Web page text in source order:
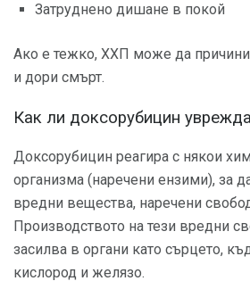
Затруднено дишане в покой
Ако е тежко, ХХП може да
и дори смърт.
Как ли доксорубицин
Доксорубицин реагира с някои
организма (наречени ензими), за
вредни вещества, наречени
Производството на тези вредни
засилва в органи като сърцето,
кислород и желязо.